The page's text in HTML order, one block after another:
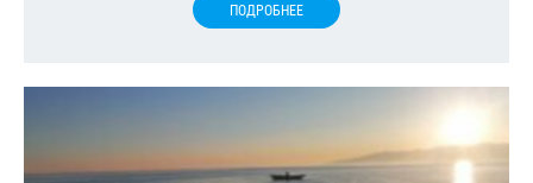
ПОДРОБНЕЕ